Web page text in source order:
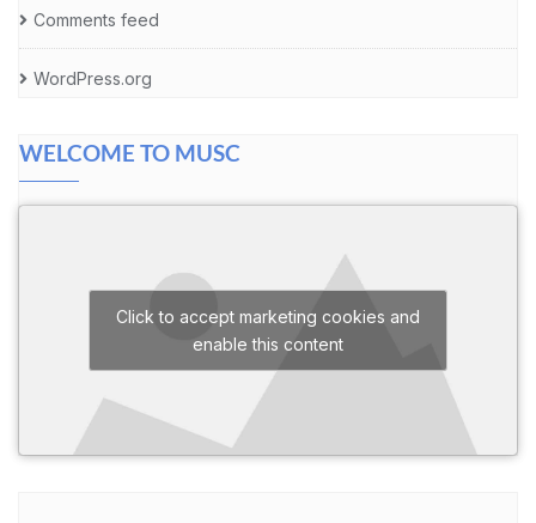
Comments feed
WordPress.org
WELCOME TO MUSC
Click to accept marketing cookies and
enable this content